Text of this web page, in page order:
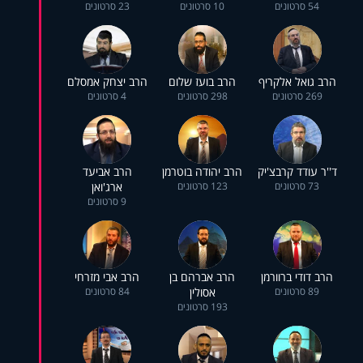
54 סרטונים 10 סרטונים 23 סרטונים
הרב גואל אלקריף
269 סרטונים
הרב בועז שלום
298 סרטונים
הרב יצחק אמסלם
4 סרטונים
ד''ר עודד קרבצ'יק
73 סרטונים
הרב יהודה בוטרמן
123 סרטונים
הרב אביעד
ארג'ואן
9 סרטונים
הרב דודי ברוורמן
89 סרטונים
הרב אברהם בן
אסולין
193 סרטונים
הרב אבי מזרחי
84 סרטונים